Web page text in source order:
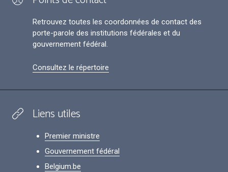
Retrouvez toutes les coordonnées de contact des
porte-parole des institutions fédérales et du
gouvernement fédéral.
Consultez le répertoire
Liens utiles
Premier ministre
Gouvernement fédéral
Belgium.be